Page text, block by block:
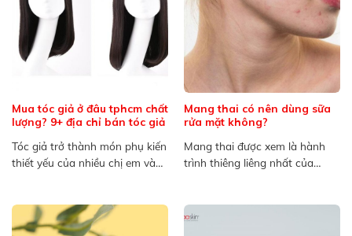
Mua tóc giả ở đâu tphcm chất
lượng? 9+ địa chỉ bán tóc giả
Tóc giả trở thành món phụ kiến
thiết yếu của nhiều chị em và
Mang thai có nên dùng sữa
rửa mặt không?
Mang thai được xem là hành
trình thiêng liêng nhất của